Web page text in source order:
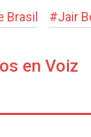
Brasil #Jair
en Voiz